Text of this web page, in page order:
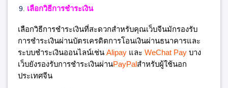
เลือกวิธีการชำระเงิน
เลือกวิธีการชำระเงินที่สะดวกสำหรับคุณเว็บจีนมักรองรับ
การชำระเงินผ่านบัตรเครดิตการโอนเงินผ่านธนาคารและ
ระบบชำระเงินออนไลน์เช่นAlipay และWeChat Pay บาง
เว็บยังรองรับการชำระเงินผ่านPayPalสำหรับผู้ใช้นอก
ประเทศจีน